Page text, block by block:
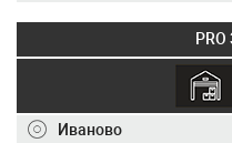
Иваново